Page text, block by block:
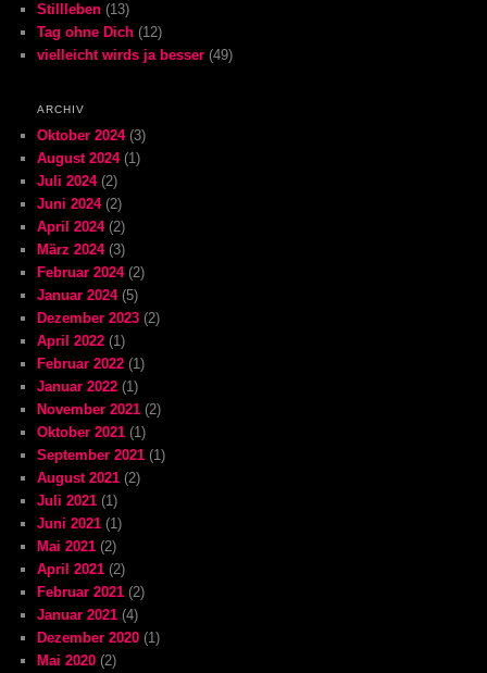
Stillleben (13)
Tag ohne Dich (12)
vielleicht wirds ja besser (49)
ARCHIV
Oktober 2024(3)
August 2024(1)
Juli 2024(2)
Juni 2024(2)
April 2024(2)
März 2024(3)
Februar 2024(2)
Januar 2024(5)
Dezember 2023 (2)
April 2022 (1)
Februar 2022 (1)
Januar 2022 (1)
November 2021 (2)
Oktober 2021 (1)
September 2021 (1)
August 2021 (2)
Juli 2021 (1)
Juni 2021 (1)
Mai 2021 (2)
April 2021 (2)
Februar 2021 (2)
Januar 2021 (4)
Dezember 2020 (1)
Mai 2020 (2)